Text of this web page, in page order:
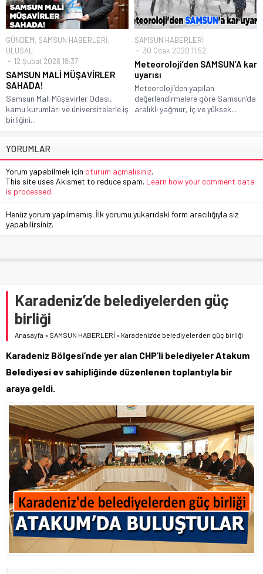
GÜNDEM, SAMSUN HABERLERİ,
ULUSAL
12 Şubat 2026 18:37
SAMSUN MALİ MÜŞAVİRLER
SAHADA!
Samsun Mali Müşavirler Odası,
kamu kurumları ve üniversitelerle iş
birliğini...
SAMSUN HABERLERİ
30 Ocak 2020 11:52
Meteoroloji’den SAMSUN’A kar
uyarısı
Meteoroloji’den yapılan
değerlendirmelere göre Samsun’da
aralıklı yağmur, iç ve yüksek...
YORUMLAR
Yorum yapabilmek için oturum açmalısınız.
This site uses Akismet to reduce spam. Learn how your comment data
is processed.
Henüz yorum yapılmamış. İlk yorumu yukarıdaki form aracılığıyla siz
yapabilirsiniz.
Karadeniz’de belediyelerden güç
birliği
Anasayfa » SAMSUN HABERLERİ » Karadeniz’de belediyelerden güç birliği
Karadeniz Bölgesi’nde yer alan CHP’li belediyeler Atakum
Belediyesi ev sahipliğinde düzenlenen toplantıyla bir
araya geldi.